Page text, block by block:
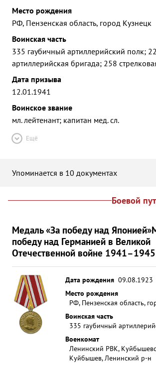
Место рождения
РФ, Пензенская область, город Кузнецк
Воинская часть
335 гаубичный артиллерийский полк;
артиллерийская бригада; 258
Дата призыва
12.01.1941
Воинское звание
мл. лейтенант; капитан мед. сл.
Ещё
Упоминается в 10 документах
Боевой
Медаль «За победу над Японией»
победу над Германией в Великой
Отечественной войне 1941–1945
Дата рождения 09.08.1923
Место рождения
РФ, Пензенская область,
Воинская часть
335 гаубичный
Военкомат
Ленинский РВК,
Куйбышев, Ленинский р-н